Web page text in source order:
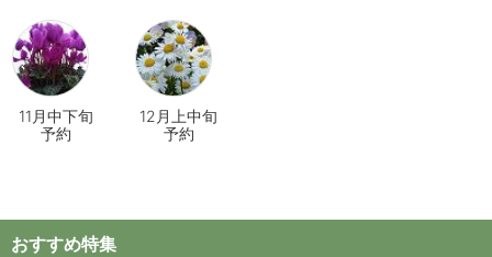
11月中下旬
予約
12月上中旬
予約
おすすめ特集